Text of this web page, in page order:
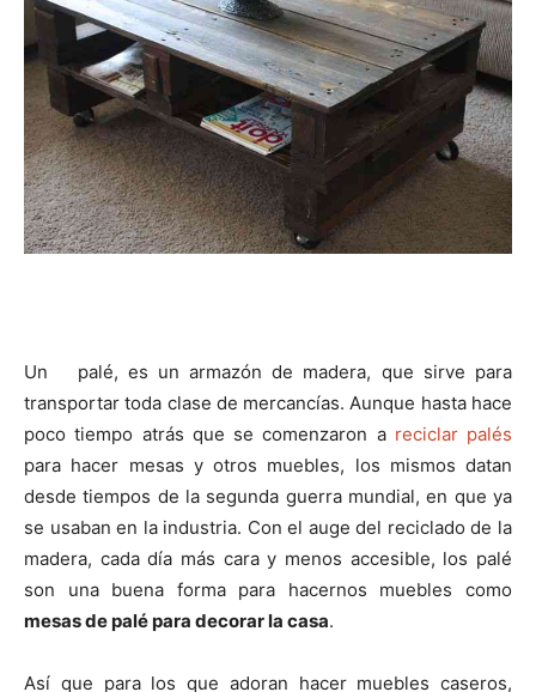
i
r
n
e
r
i
r
e
n
k i
r
e
n
s
t
i
r
e
n
i
r
e
n
p
Un palé, es un armazón de madera, que sirve para
transportar toda clase de mercancías. Aunque hasta hace
poco tiempo atrás que se comenzaron a reciclar palés
para hacer mesas y otros muebles, los mismos datan
desde tiempos de la segunda guerra mundial, en que ya
se usaban en la industria. Con el auge del reciclado de la
madera, cada día más cara y menos accesible, los palé
son una buena forma para hacernos muebles como
mesas de palé para decorar la casa.
Así que para los que adoran hacer muebles caseros,